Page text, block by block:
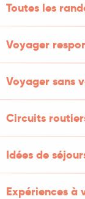
Toutes les
Voyager
Voyager sans
Circuits
Idées de
Expériences à